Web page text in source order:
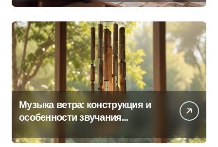
Музыка ветра: конструкция и
особенности звучания